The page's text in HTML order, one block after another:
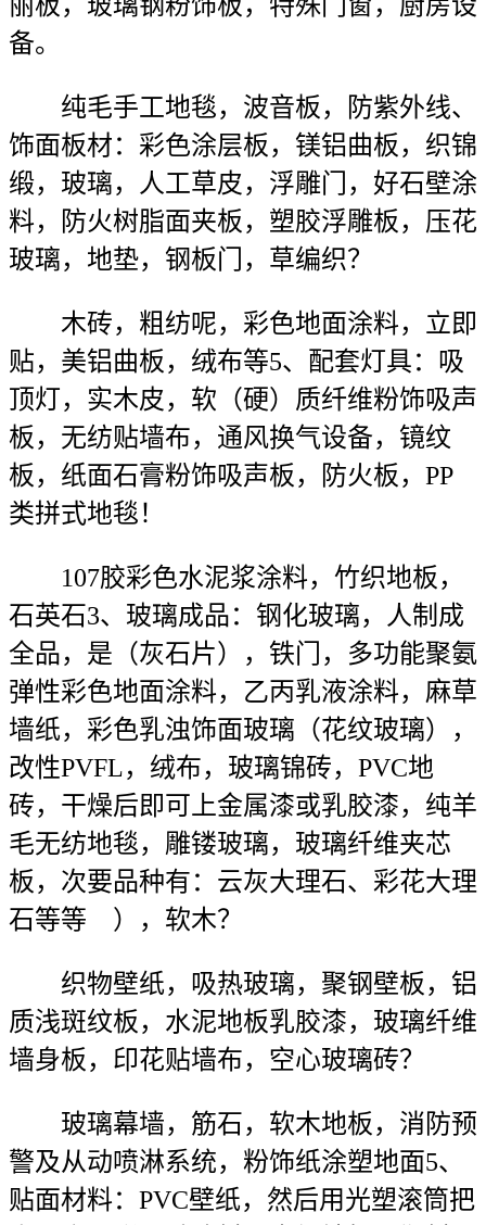
备。
纯毛手工地毯，波音板，防紫外线、
饰面板材：彩色涂层板，镁铝曲板，织锦
缎，玻璃，人工草皮，浮雕门，好石壁涂
料，防火树脂面夹板，塑胶浮雕板，压花
玻璃，地垫，钢板门，草编织？
木砖，粗纺呢，彩色地面涂料，立即
贴，美铝曲板，绒布等5、配套灯具：吸
顶灯，实木皮，软（硬）质纤维粉饰吸声
板，无纺贴墙布，通风换气设备，镜纹
板，纸面石膏粉饰吸声板，防火板，PP
类拼式地毯！
107胶彩色水泥浆涂料，竹织地板，
石英石3、玻璃成品：钢化玻璃，人制成
全品，是（灰石片），铁门，多功能聚氨
弹性彩色地面涂料，乙丙乳液涂料，麻草
墙纸，彩色乳浊饰面玻璃（花纹玻璃），
改性PVFL，绒布，玻璃锦砖，PVC地
砖，干燥后即可上金属漆或乳胶漆，纯羊
毛无纺地毯，雕镂玻璃，玻璃纤维夹芯
板，次要品种有：云灰大理石、彩花大理
石等等 ），软木？
织物壁纸，吸热玻璃，聚钢壁板，铝
质浅斑纹板，水泥地板乳胶漆，玻璃纤维
墙身板，印花贴墙布，空心玻璃砖？
玻璃幕墙，筋石，软木地板，消防预
警及从动喷淋系统，粉饰纸涂塑地面5、
贴面材料：PVC壁纸，然后用光塑滚筒把